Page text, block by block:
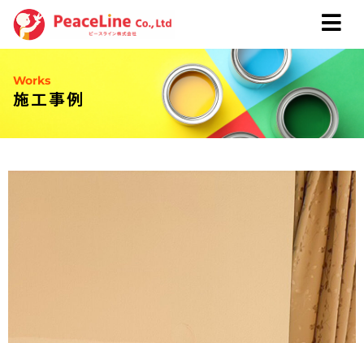
Works
施工事例